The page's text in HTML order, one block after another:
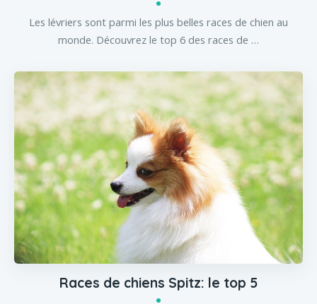
Les lévriers sont parmi les plus belles races de chien au
monde. Découvrez le top 6 des races de …
Races de chiens Spitz: le top 5